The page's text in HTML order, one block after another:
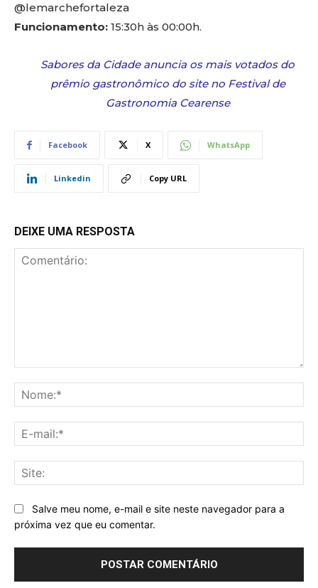
@lemarchefortaleza
Funcionamento: 15:30h às 00:00h.
Sabores da Cidade anuncia os mais votados do
prêmio gastronômico do site no Festival de
Gastronomia Cearense
Facebook X WhatsApp
Linkedin Copy URL
DEIXE UMA RESPOSTA
Salve meu nome, e-mail e site neste navegador para a
próxima vez que eu comentar.